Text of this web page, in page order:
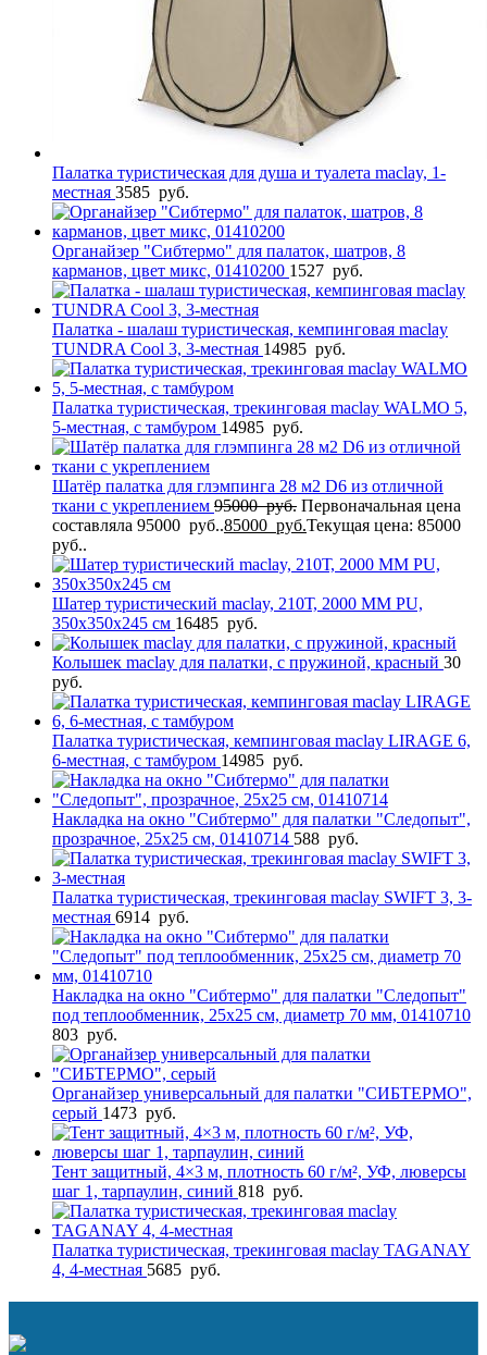
Палатка туристическая для душа и туалета maclay, 1-
местная 3585 руб.
Органайзер "Сибтермо" для палаток, шатров, 8
карманов, цвет микс, 01410200 1527 руб.
Палатка - шалаш туристическая, кемпинговая maclay
TUNDRA Cool 3, 3-местная 14985 руб.
Палатка туристическая, трекинговая maclay WALMO 5,
5-местная, с тамбуром 14985 руб.
Шатёр палатка для глэмпинга 28 м2 D6 из отличной
ткани с укреплением 95000руб. Первоначальная цена
составляла 95000 руб..85000 руб.Текущая цена: 85000
руб..
Шатер туристический maclay, 210Т, 2000 MM PU,
350х350х245 см 16485 руб.
Колышек maclay для палатки, с пружиной, красный 30
руб.
Палатка туристическая, кемпинговая maclay LIRAGE 6,
6-местная, с тамбуром 14985 руб.
Накладка на окно "Сибтермо" для палатки "Следопыт",
прозрачное, 25х25 см, 01410714 588 руб.
Палатка туристическая, трекинговая maclay SWIFT 3, 3-
местная 6914 руб.
Накладка на окно "Сибтермо" для палатки "Следопыт"
под теплообменник, 25х25 см, диаметр 70 мм, 01410710
803 руб.
Органайзер универсальный для палатки "СИБТЕРМО",
серый 1473 руб.
Тент защитный, 4×3 м, плотность 60 г/м², УФ, люверсы
шаг 1, тарпаулин, синий 818 руб.
Палатка туристическая, трекинговая maclay TAGANAY
4, 4-местная 5685 руб.